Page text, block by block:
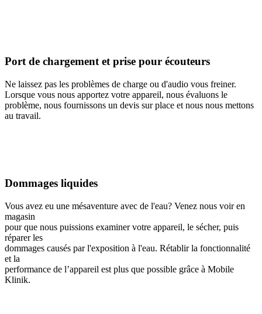
Port de chargement et prise pour écouteurs
Ne laissez pas les problèmes de charge ou d'audio vous freiner.
Lorsque vous nous apportez votre appareil, nous évaluons le
problème, nous fournissons un devis sur place et nous nous mettons
au travail.
Dommages liquides
Vous avez eu une mésaventure avec de l'eau? Venez nous voir en
magasin
pour que nous puissions examiner votre appareil, le sécher, puis
réparer les
dommages causés par l'exposition à l'eau. Rétablir la fonctionnalité
et la
performance de l’appareil est plus que possible grâce à Mobile
Klinik.